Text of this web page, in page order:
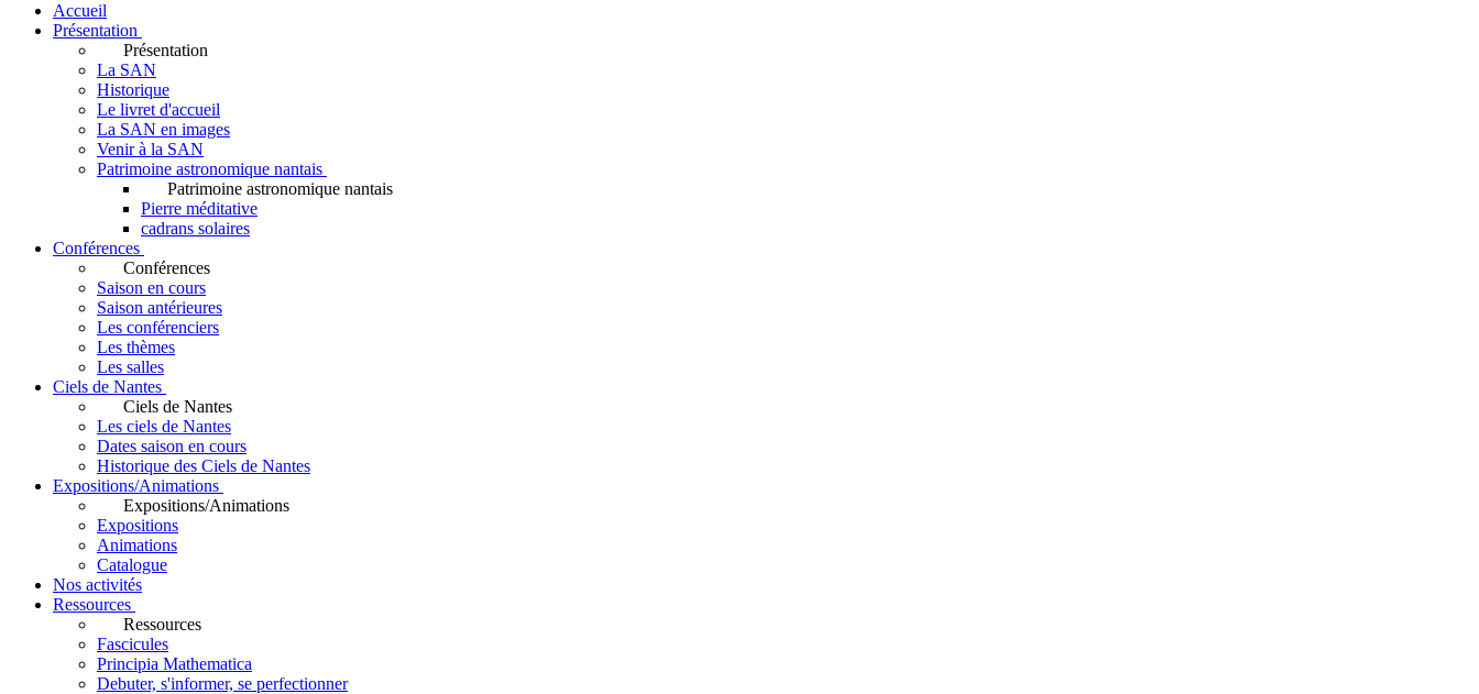
Accueil
Présentation
Présentation
La SAN
Historique
Le livret d'accueil
La SAN en images
Venir à la SAN
Patrimoine astronomique nantais
Patrimoine astronomique nantais
Pierre méditative
cadrans solaires
Conférences
Conférences
Saison en cours
Saison antérieures
Les conférenciers
Les thèmes
Les salles
Ciels de Nantes
Ciels de Nantes
Les ciels de Nantes
Dates saison en cours
Historique des Ciels de Nantes
Expositions/Animations
Expositions/Animations
Expositions
Animations
Catalogue
Nos activités
Ressources
Ressources
Fascicules
Principia Mathematica
Debuter, s'informer, se perfectionner